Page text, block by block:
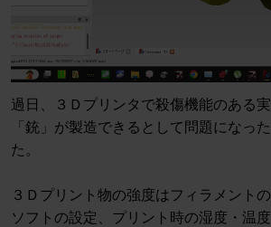
過日、３Ｄプリンタで殺傷機能のある
「銃」が製造できるとして問題になっ
た。
３Ｄプリント物の強度はフィラメント
ソフトの設定、プリント時の湿度・温